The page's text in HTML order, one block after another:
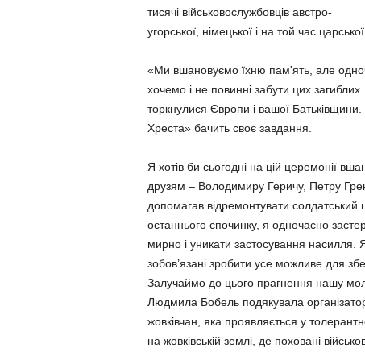
тисячі військовослужбовців австро-
угорської, німецької і на той час царської
«Ми вшановуємо їхню пам'ять, але
хочемо і не повинні забути цих
торкнулися Європи і вашої
Хреста» бачить своє завдання.
Я хотів би сьогодні на цій церемонії
друзям – Володимиру Геричу, Петру
допомагав відремонтувати солдатський
останнього спочинку, я одночасно
мирно і уникати застосування
зобов’язані зробити усе можливе для
Залучаймо до цього прагнення нашу
Людмила Бобель подякувала
жовківчан, яка проявляється у
на жовківській землі, де поховані